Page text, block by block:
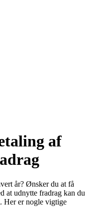
af
år? Ønsker du at få
at udnytte fradrag kan du
Her er nogle vigtige